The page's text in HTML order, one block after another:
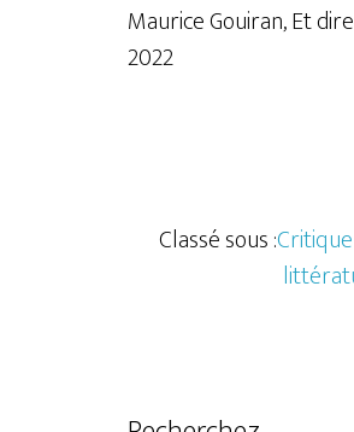
Maurice Gouiran, Et
2022
Classé sous :